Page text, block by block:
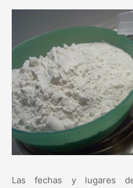
Las fechas y lugares